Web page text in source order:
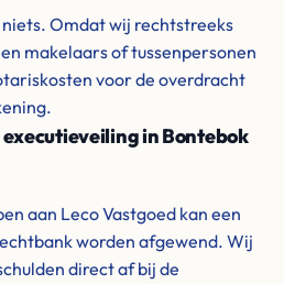
Omdat wij rechtstreeks
makelaars of tussenpersonen
voor de overdracht
in Bontebok
aan Leco Vastgoed kan een
worden afgewend. Wij
direct af bij de